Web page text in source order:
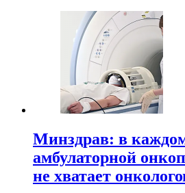
Минздрав: в
амбулаторной
не хватает